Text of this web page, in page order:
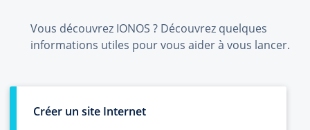
Vous découvrez IONOS ? Découvrez quelques
informations utiles pour vous aider à vous lancer.
Créer un site Internet